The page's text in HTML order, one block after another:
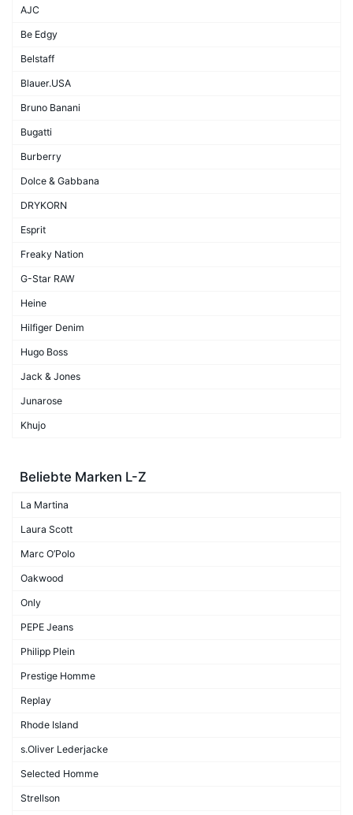
AJC
Be Edgy
Belstaff
Blauer.USA
Bruno Banani
Bugatti
Burberry
Dolce & Gabbana
DRYKORN
Esprit
Freaky Nation
G-Star RAW
Heine
Hilfiger Denim
Hugo Boss
Jack & Jones
Junarose
Khujo
Beliebte Marken L-Z
La Martina
Laura Scott
Marc O’Polo
Oakwood
Only
PEPE Jeans
Philipp Plein
Prestige Homme
Replay
Rhode Island
s.Oliver Lederjacke
Selected Homme
Strellson